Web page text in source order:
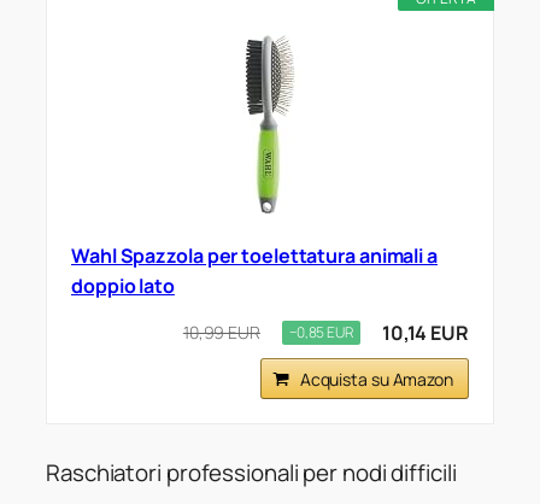
Wahl Spazzola per toelettatura animali a
doppio lato
10,99 EUR −0,85 EUR 10,14 EUR
Acquista su Amazon
Raschiatori professionali per nodi difficili